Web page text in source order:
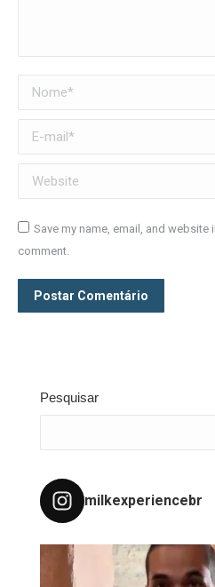
Nome *
E-mail *
Website
Save my name, email, and
comment.
Postar Comentário
Pesquisar
milkexperiencebr